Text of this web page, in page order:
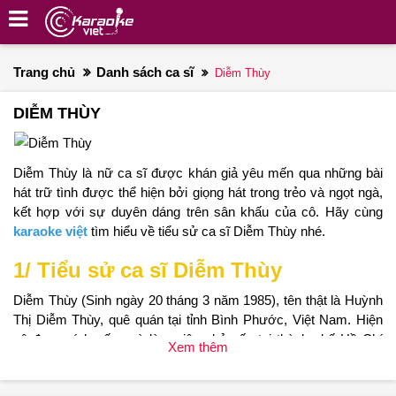
Trang chủ Danh sách ca sĩ Diễm Thùy
DIỄM THÙY
Diễm Thùy là nữ ca sĩ được khán giả yêu mến qua những bài
hát trữ tình được thể hiện bởi giọng hát trong trẻo và ngọt ngà,
kết hợp với sự duyên dáng trên sân khấu của cô. Hãy cùng
karaoke việt tìm hiểu về tiểu sử ca sĩ Diễm Thùy nhé.
1/ Tiểu sử ca sĩ Diễm Thùy
Diễm Thùy (Sinh ngày 20 tháng 3 năm 1985), tên thật là Huỳnh
Thị Diễm Thùy, quê quán tại tỉnh Bình Phước, Việt Nam. Hiện
cô đang sính sống và làm việc chủ yếu tại thành phố Hồ Chí
Xem thêm